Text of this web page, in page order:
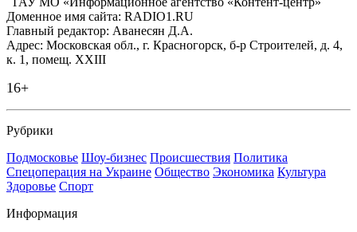
Доменное имя сайта: RADIO1.RU
Главный редактор: Аванесян Д.А.
Адрес: Московская обл., г. Красногорск, б-р Строителей, д. 4,
к. 1, помещ. XXIII
16+
Рубрики
Подмосковье Шоу-бизнес Происшествия Политика
Спецоперация на Украине Общество Экономика Культура
Здоровье Спорт
Информация